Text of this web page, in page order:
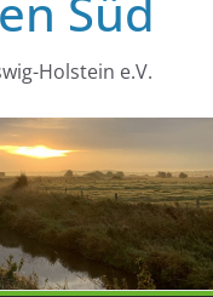
Holstein e.V.